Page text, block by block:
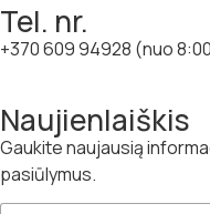
Tel. nr.
+370 609 94928 (nuo
Naujienlaiškis
Gaukite naujausią
pasiūlymus.